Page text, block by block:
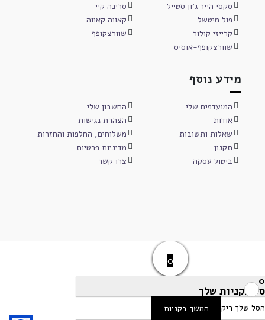
סקסי הייר ג'ון סטייל
סרינה קיי
פול מיטשל
קאווה קאווה
קרייזי קולור
שוורצקופף
שוורצקופף-אוסיס
מידע נוסף
המועדפים שלי
החשבון שלי
אודות
הצהרת נגישות
שאלות ותשובות
משלוחים, החלפות והחזרות
תקנון
מדיניות פרטיות
ביטול עסקה
צרו קשר
0
0
סל הקניות שלך
הסל שלך ריק המשך בקניות